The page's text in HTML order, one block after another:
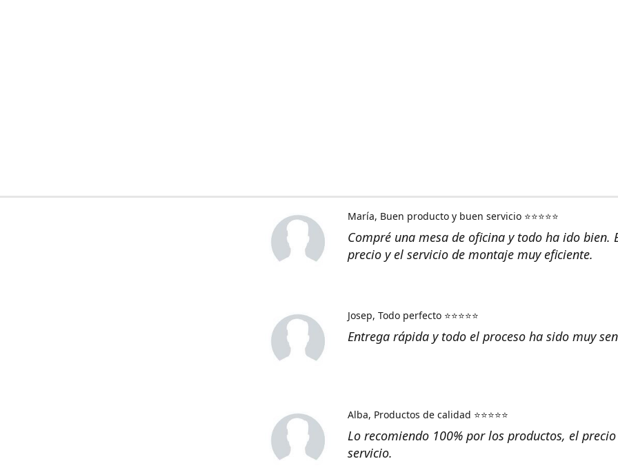
Compré una mesa de oficina y todo ha ido bien.
precio y el servicio de montaje muy eficiente.
María Buen producto y buen servicio ⭐⭐⭐⭐⭐
Entrega rápida y todo el proceso ha sido muy
Josep Todo perfecto ⭐⭐⭐⭐⭐
Lo recomiendo 100% por los productos, el
servicio.
Alba Productos de calidad ⭐⭐⭐⭐⭐